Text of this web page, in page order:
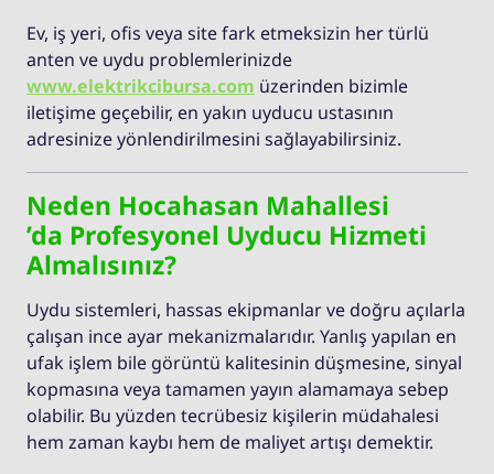
Ev, iş yeri, ofis veya site fark etmeksizin her türlü
anten ve uydu problemlerinizde
www.elektrikcibursa.com üzerinden bizimle
iletişime geçebilir, en yakın uyducu ustasının
adresinize yönlendirilmesini sağlayabilirsiniz.
Neden Hocahasan Mahallesi
’da Profesyonel Uyducu Hizmeti
Almalısınız?
Uydu sistemleri, hassas ekipmanlar ve doğru açılarla
çalışan ince ayar mekanizmalarıdır. Yanlış yapılan en
ufak işlem bile görüntü kalitesinin düşmesine, sinyal
kopmasına veya tamamen yayın alamamaya sebep
olabilir. Bu yüzden tecrübesiz kişilerin müdahalesi
hem zaman kaybı hem de maliyet artışı demektir.